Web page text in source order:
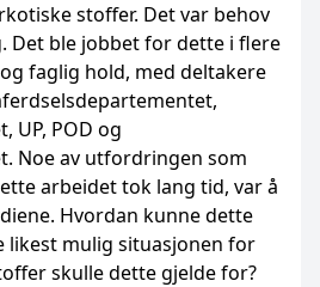
stoffer. Det var behov
Det ble jobbet for dette i flere
faglig hold, med deltakere
UP, POD og
Noe av utfordringen som
arbeidet tok lang tid, var å
Hvordan kunne dette
likest mulig situasjonen for
skulle dette gjelde for?